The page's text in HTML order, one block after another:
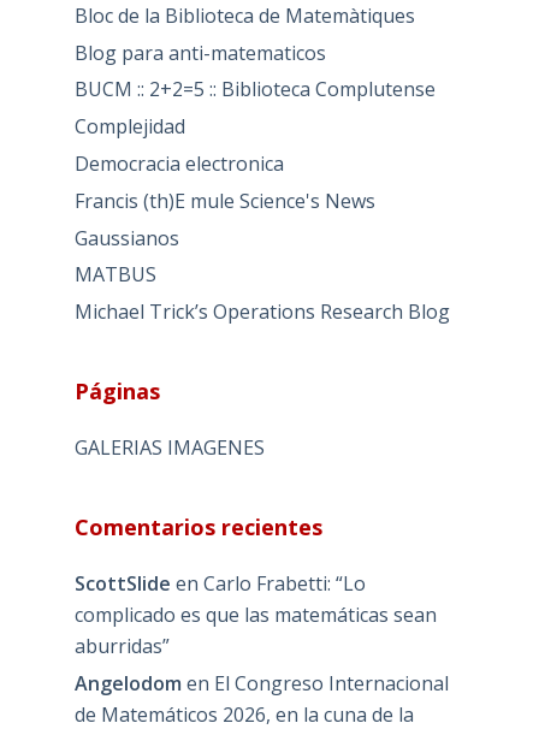
Bloc de la Biblioteca de Matemàtiques
Blog para anti-matematicos
BUCM :: 2+2=5 :: Biblioteca Complutense
Complejidad
Democracia electronica
Francis (th)E mule Science's News
Gaussianos
MATBUS
Michael Trick’s Operations Research Blog
Páginas
GALERIAS IMAGENES
Comentarios recientes
ScottSlide en Carlo Frabetti: “Lo
complicado es que las matemáticas sean
aburridas”
Angelodom en El Congreso Internacional
de Matemáticos 2026, en la cuna de la